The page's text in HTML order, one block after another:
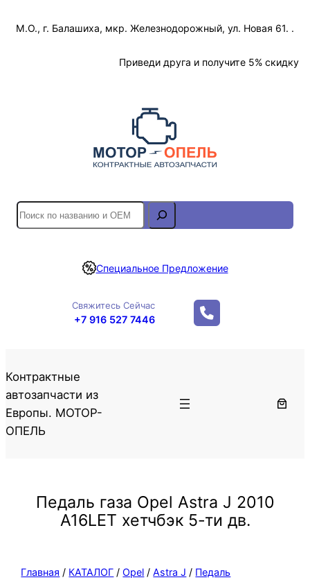
М.О., г. Балашиха, мкр. Железнодорожный, ул. Новая 61. .
Приведи друга и получите 5% скидку
S
e
r
Специальное Предложение
Свяжитесь Сейчас
+7 916 527 7446
Контрактные
автозапчасти из
Европы. МОТОР-
ОПЕЛЬ
Педаль газа Opel Astra J 2010
A16LET хетчбэк 5-ти дв.
Главная / КАТАЛОГ /Opel /Astra J / Педаль